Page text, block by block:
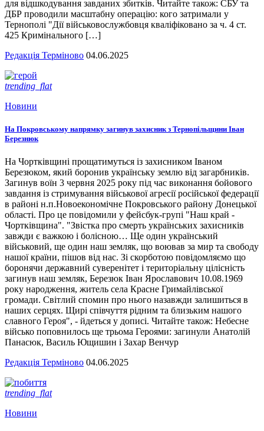
для відшкодування завданих збитків. Читайте також: СБУ та
ДБР проводили масштабну операцію: кого затримали у
Тернополі "Дії військовослужбовця кваліфіковано за ч. 4 ст.
425 Кримінального […]
Редакція Терміново 04.06.2025
trending_flat
Новини
На Покровському напрямку загинув захисник з Тернопільщини Іван
Березнюк
На Чортківщині прощатимуться із захисником Іваном
Березюком, який боронив українську землю від загарбників.
Загинув воїн 3 червня 2025 року під час виконання бойового
завдання із стримування військової агресії російської федерації
в районі н.п.Новоекономічне Покровського району Донецької
області. Про це повідомили у фейсбук-групі "Наш край -
Чортківщина". "Звістка про смерть українських захисників
завжди є важкою і болісною… Ще один український
військовий, ще один наш земляк, що воював за мир та свободу
нашої країни, пішов від нас. Зі скорботою повідомляємо що
боронячи державний суверенітет і територіальну цілісність
загинув наш земляк, Березюк Іван Ярославович 10.08.1969
року народження, житель села Красне Гримайлівської
громади. Світлий спомин про нього назавжди залишиться в
наших серцях. Щирі співчуття рідним та близьким нашого
славного Героя", - йдеться у дописі. Читайте також: Небесне
військо поповнилось ще трьома Героями: загинули Анатолій
Панасюк, Василь Ющишин і Захар Венчур
Редакція Терміново 04.06.2025
trending_flat
Новини